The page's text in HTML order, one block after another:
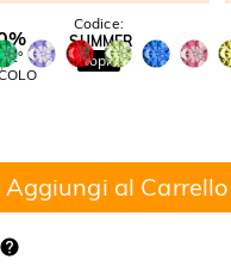
2°
Codice:
SUMMER
Copia
Aggiungi al Carrello